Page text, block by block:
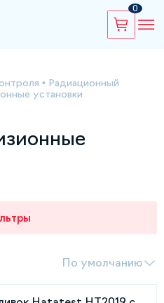
0
• Радиационный
установки
По умолчанию